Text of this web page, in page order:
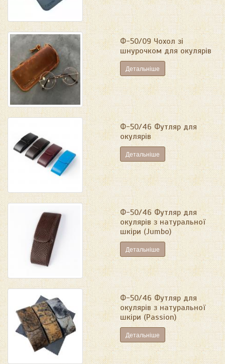
Ф-50/09 Чохол зі
шнурочком для окулярів
Детальніше
Ф-50/46 Футляр для
окулярів
Детальніше
Ф-50/46 Футляр для
окулярів з натуральної
шкіри (Jumbo)
Детальніше
Ф-50/46 Футляр для
окулярів з натуральної
шкіри (Passion)
Детальніше